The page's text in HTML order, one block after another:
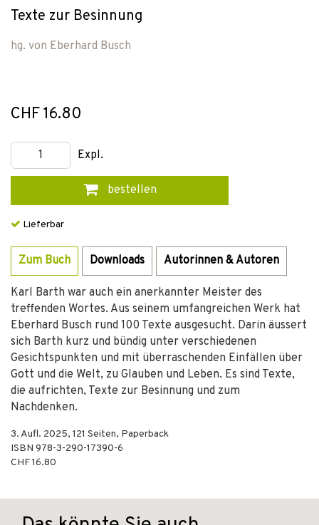
Texte zur Besinnung
hg. von Eberhard Busch
CHF 16.80
Expl.
bestellen
Lieferbar
Zum Buch Downloads Autorinnen & Autoren
Karl Barth war auch ein anerkannter Meister des
treffenden Wortes. Aus seinem umfangreichen Werk hat
Eberhard Busch rund 100 Texte ausgesucht. Darin äus­sert
sich Barth kurz und bündig unter verschiedenen
Gesichtspunkten und mit überraschenden Einfällen über
Gott und die Welt, zu Glauben und Leben. Es sind Texte,
die aufrichten, Texte zur Besinnung und zum
Nachdenken.
3. Aufl. 2025, 121 Seiten, Paperback
ISBN 978-3-290-17390-6
CHF 16.80